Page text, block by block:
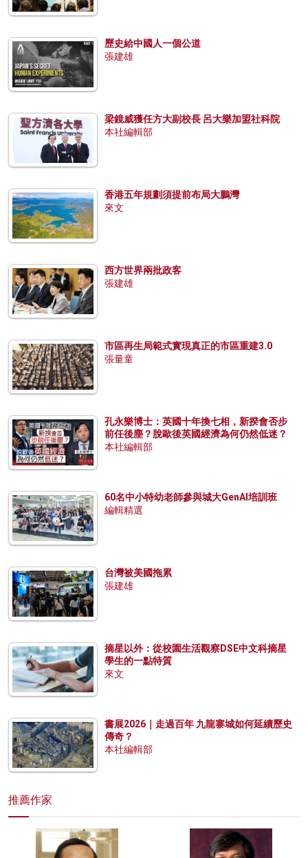
歷史給中國人一個公道
張建雄
梁鏡威獲任方大副校長 呂大樂加盟社科院
本社編輯部
香港五年規劃須提前布局大鵬灣
來文
西方世界兩批政客
張建雄
市區再生局範式實現真正的市區重建3.0
張量童
孔永樂博士：英國十年換七相，新揆會否步
前任後塵？脫歐後英國經濟為何仍然低迷？
本社編輯部
60名中小特幼老師參與城大GenAI培訓班
編輯精選
台灣被美國拖累
張建雄
摘星以外：從校園生活觀察DSE中文科摘星
學生的一點特質
來文
書展2026｜走過百年 九龍寨城如何延續歷史
傳奇？
本社編輯部
推薦作家